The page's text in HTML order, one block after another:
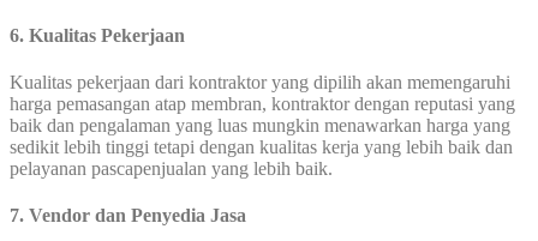
6. Kualitas Pekerjaan
Kualitas pekerjaan dari kontraktor yang dipilih akan memengaruhi
harga pemasangan atap membran, kontraktor dengan reputasi yang
baik dan pengalaman yang luas mungkin menawarkan harga yang
sedikit lebih tinggi tetapi dengan kualitas kerja yang lebih baik dan
pelayanan pascapenjualan yang lebih baik.
7. Vendor dan Penyedia Jasa